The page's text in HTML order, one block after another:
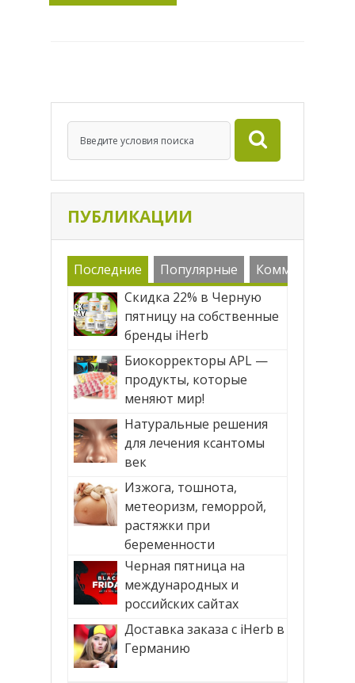
вопрос: как правильно подобрать
нуждаются только те люди, которые
занимаются бодибилдингом. Проясним
ситуацию. Протеин (белок) — […]
ПУБЛИКАЦИИ
Последние Популярные
Комменарии
Скидка 22% в Черную
пятницу на собственные
бренды iHerb
Биокорректоры APL —
продукты, которые
меняют мир!
Натуральные решения
для лечения ксантомы
век
Изжога, тошнота,
метеоризм, геморрой,
растяжки при
беременности
Черная пятница на
международных и
российских сайтах
Доставка заказа с iHerb в
Германию